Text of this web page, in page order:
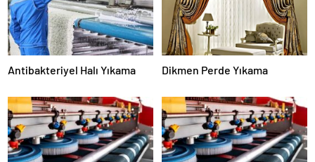
Antibakteriyel Halı Yıkama Dikmen Perde Yıkama